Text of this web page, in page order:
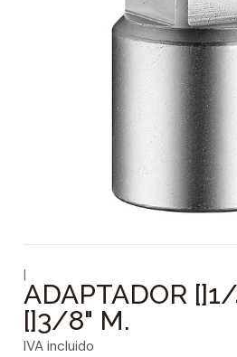
|
ADAPTADOR
[]3/8" M.
IVA incluido